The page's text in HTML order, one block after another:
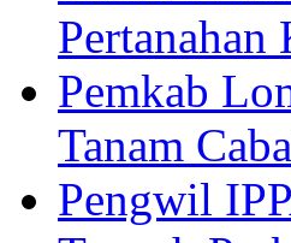
Pemkab
Tanam
Pengwil